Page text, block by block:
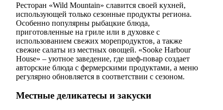
Ресторан «Wild Mountain» славится своей кухней,
использующей только сезонные продукты региона.
Особенно популярны рыбацкие блюда,
приготовленные на гриле или в духовке с
использованием свежих морепродуктов, а также
свежие салаты из местных овощей. «Sooke Harbour
House» – уютное заведение, где шеф-повар создает
авторские блюда с фермерскими продуктами, а меню
регулярно обновляется в соответствии с сезоном.
Местные деликатесы и закуски